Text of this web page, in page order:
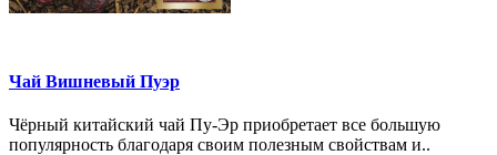
Чай Вишневый Пуэр
Чёрный китайский чай Пу-Эр приобретает все большую
популярность благодаря своим полезным свойствам и..